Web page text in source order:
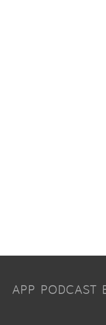
APP PODCAST